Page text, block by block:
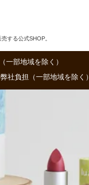
する公式SHOP。
一部地域を除く）
社負担（一部地域を除く）